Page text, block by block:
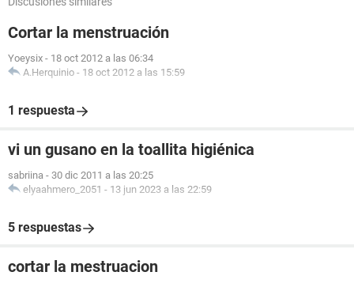
Cortar la menstruación
Yoeysix - 18 oct 2012 a las 06:34
A.Herquinio - 18 oct 2012 a las 15:59
1 respuesta
vi un gusano en la toallita higiénica
sabriina - 30 dic 2011 a las 20:25
elyaahmero_2051 - 13 jun 2023 a las 22:59
5 respuestas
cortar la mestruacion